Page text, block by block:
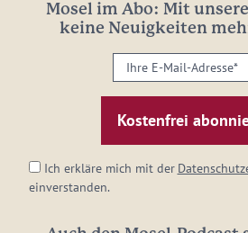
Mosel im Abo: Mit
keine Neuigkeiten
Ihre
E-
Mail-
Adresse:
Ich erkläre mich mit der
einverstanden.